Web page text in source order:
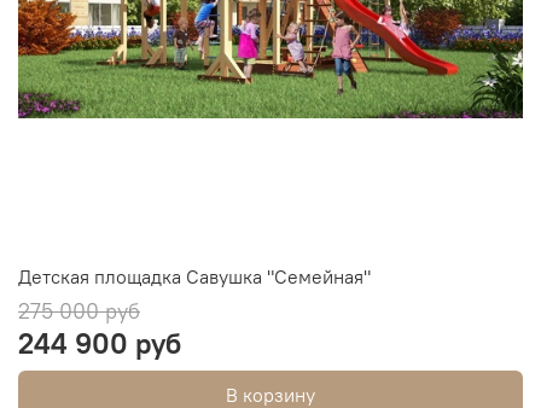
Детская площадка Савушка "Семейная"
275 000 руб
244 900 руб
В корзину